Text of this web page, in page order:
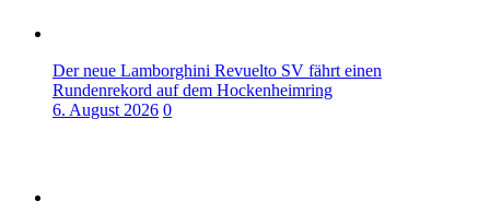
Der neue Lamborghini Revuelto SV fährt einen
Rundenrekord auf dem Hockenheimring
6. August 2026 0